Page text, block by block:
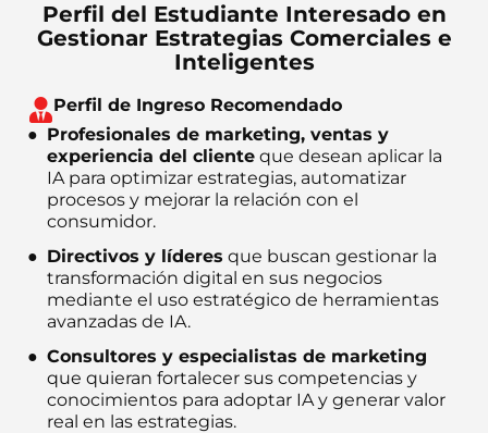
Perfil del Estudiante Interesado en
Gestionar Estrategias Comerciales e
Inteligentes
Perfil de Ingreso Recomendado
Profesionales de marketing, ventas y
experiencia del cliente que desean aplicar la
IA para optimizar estrategias, automatizar
procesos y mejorar la relación con el
consumidor.
Directivos y líderes que buscan gestionar la
transformación digital en sus negocios
mediante el uso estratégico de herramientas
avanzadas de IA.
Consultores y especialistas de marketing
que quieran fortalecer sus competencias y
conocimientos para adoptar IA y generar valor
real en las estrategias.